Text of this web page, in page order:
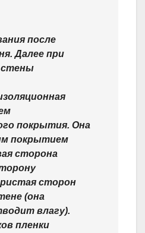
после
Далее при
стены
покрытия. Она
покрытием
сторона
сторон
(она
влагу).
пленки